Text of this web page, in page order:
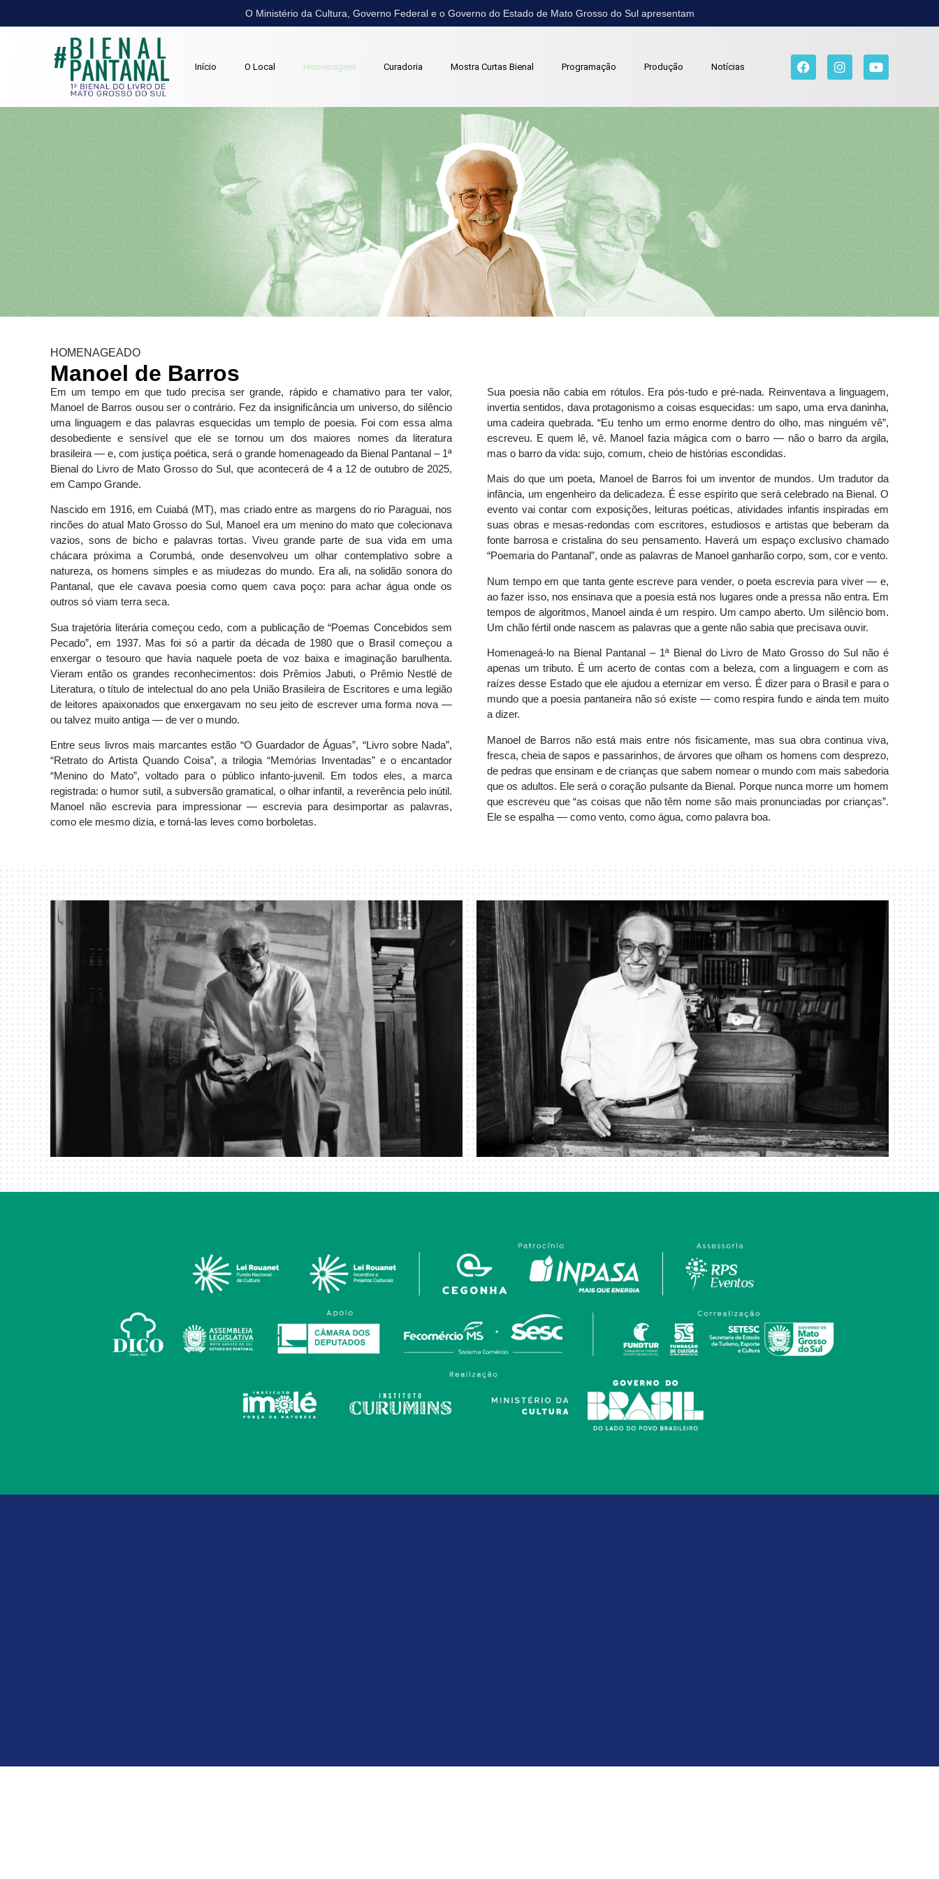
O Ministério da Cultura, Governo Federal e o Governo do Estado de Mato Grosso do Sul apresentam
Início O Local Homenagem Curadoria Mostra Curtas Bienal Programação Produção Notícias
HOMENAGEADO
Manoel de Barros
Em um tempo em que tudo precisa ser grande, rápido e chamativo para ter valor,
Manoel de Barros ousou ser o contrário. Fez da insignificância um universo, do silêncio
uma linguagem e das palavras esquecidas um templo de poesia. Foi com essa alma
desobediente e sensível que ele se tornou um dos maiores nomes da literatura
brasileira — e, com justiça poética, será o grande homenageado da Bienal Pantanal – 1ª
Bienal do Livro de Mato Grosso do Sul, que acontecerá de 4 a 12 de outubro de 2025,
em Campo Grande.
Nascido em 1916, em Cuiabá (MT), mas criado entre as margens do rio Paraguai, nos
rincões do atual Mato Grosso do Sul, Manoel era um menino do mato que colecionava
vazios, sons de bicho e palavras tortas. Viveu grande parte de sua vida em uma
chácara próxima a Corumbá, onde desenvolveu um olhar contemplativo sobre a
natureza, os homens simples e as miudezas do mundo. Era ali, na solidão sonora do
Pantanal, que ele cavava poesia como quem cava poço: para achar água onde os
outros só viam terra seca.
Sua trajetória literária começou cedo, com a publicação de “Poemas Concebidos sem
Pecado”, em 1937. Mas foi só a partir da década de 1980 que o Brasil começou a
enxergar o tesouro que havia naquele poeta de voz baixa e imaginação barulhenta.
Vieram então os grandes reconhecimentos: dois Prêmios Jabuti, o Prêmio Nestlé de
Literatura, o título de intelectual do ano pela União Brasileira de Escritores e uma legião
de leitores apaixonados que enxergavam no seu jeito de escrever uma forma nova —
ou talvez muito antiga — de ver o mundo.
Entre seus livros mais marcantes estão “O Guardador de Águas”, “Livro sobre Nada”,
“Retrato do Artista Quando Coisa”, a trilogia “Memórias Inventadas” e o encantador
“Menino do Mato”, voltado para o público infanto-juvenil. Em todos eles, a marca
registrada: o humor sutil, a subversão gramatical, o olhar infantil, a reverência pelo inútil.
Manoel não escrevia para impressionar — escrevia para desimportar as palavras,
como ele mesmo dizia, e torná-las leves como borboletas.
Sua poesia não cabia em rótulos. Era pós-tudo e pré-nada. Reinventava a linguagem,
invertia sentidos, dava protagonismo a coisas esquecidas: um sapo, uma erva daninha,
uma cadeira quebrada. “Eu tenho um ermo enorme dentro do olho, mas ninguém vê”,
escreveu. E quem lê, vê. Manoel fazia mágica com o barro — não o barro da argila,
mas o barro da vida: sujo, comum, cheio de histórias escondidas.
Mais do que um poeta, Manoel de Barros foi um inventor de mundos. Um tradutor da
infância, um engenheiro da delicadeza. É esse espírito que será celebrado na Bienal. O
evento vai contar com exposições, leituras poéticas, atividades infantis inspiradas em
suas obras e mesas-redondas com escritores, estudiosos e artistas que beberam da
fonte barrosa e cristalina do seu pensamento. Haverá um espaço exclusivo chamado
“Poemaria do Pantanal”, onde as palavras de Manoel ganharão corpo, som, cor e vento.
Num tempo em que tanta gente escreve para vender, o poeta escrevia para viver — e,
ao fazer isso, nos ensinava que a poesia está nos lugares onde a pressa não entra. Em
tempos de algoritmos, Manoel ainda é um respiro. Um campo aberto. Um silêncio bom.
Um chão fértil onde nascem as palavras que a gente não sabia que precisava ouvir.
Homenageá-lo na Bienal Pantanal – 1ª Bienal do Livro de Mato Grosso do Sul não é
apenas um tributo. É um acerto de contas com a beleza, com a linguagem e com as
raízes desse Estado que ele ajudou a eternizar em verso. É dizer para o Brasil e para o
mundo que a poesia pantaneira não só existe — como respira fundo e ainda tem muito
a dizer.
Manoel de Barros não está mais entre nós fisicamente, mas sua obra continua viva,
fresca, cheia de sapos e passarinhos, de árvores que olham os homens com desprezo,
de pedras que ensinam e de crianças que sabem nomear o mundo com mais sabedoria
que os adultos. Ele será o coração pulsante da Bienal. Porque nunca morre um homem
que escreveu que “as coisas que não têm nome são mais pronunciadas por crianças”.
Ele se espalha — como vento, como água, como palavra boa.